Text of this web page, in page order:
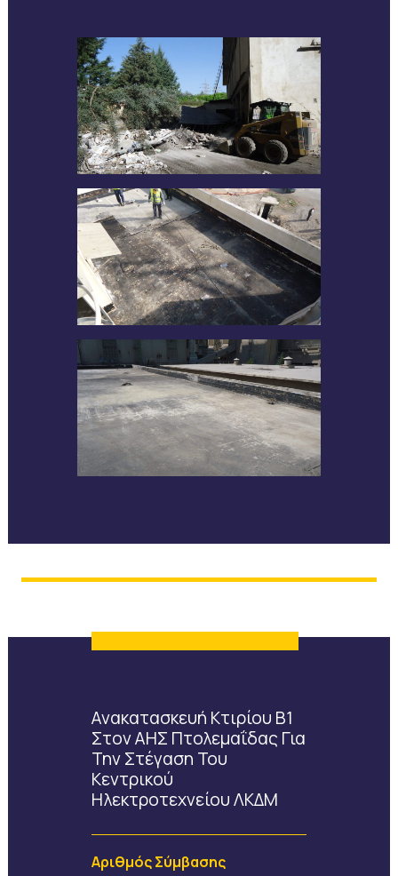
Ανακατασκευή Κτιρίου Β1
Στον ΑΗΣ Πτολεμαΐδας Για
Την Στέγαση Του
Κεντρικού
Ηλεκτροτεχνείου ΛΚΔΜ
Αριθμός Σύμβασης